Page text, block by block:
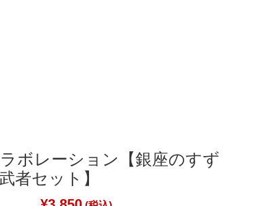
ボレーション【銀座のすず
者セット】